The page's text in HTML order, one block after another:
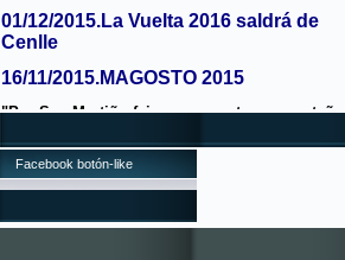
01/12/2015.La Vuelta 2016 saldrá de
Cenlle
16/11/2015.MAGOSTO 2015
"Por San Martiño faise o magosto con castañas
17/10/2015.LOTERÍA NAVIDAD 2015
¡A lotería de Nadal das Festas de Cenlle 2016 xa
está á venta! O número é o 95030, ¿bonito, eh?
todos os establecementos colaboradores. Por
Facebook botón-like